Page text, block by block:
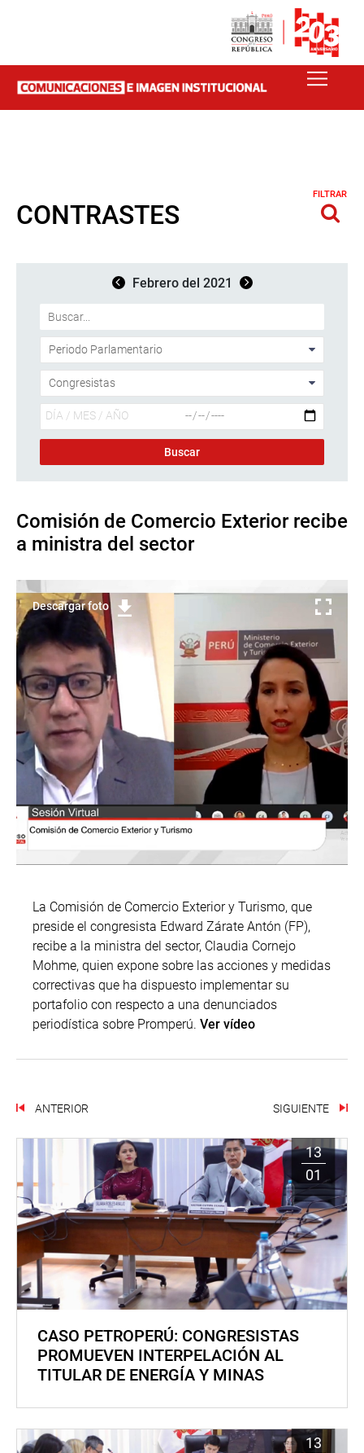
CONTRASTES
FILTRAR
Febrero del 2021
Comisión de Comercio Exterior recibe
a ministra del sector
Descargar foto
La Comisión de Comercio Exterior y Turismo, que
preside el congresista Edward Zárate Antón (FP),
recibe a la ministra del sector, Claudia Cornejo
Mohme, quien expone sobre las acciones y medidas
correctivas que ha dispuesto implementar su
portafolio con respecto a una denunciados
periodística sobre Promperú. Ver vídeo
ANTERIOR SIGUIENTE
13
01
CASO PETROPERÚ: CONGRESISTAS
PROMUEVEN INTERPELACIÓN AL
TITULAR DE ENERGÍA Y MINAS
13